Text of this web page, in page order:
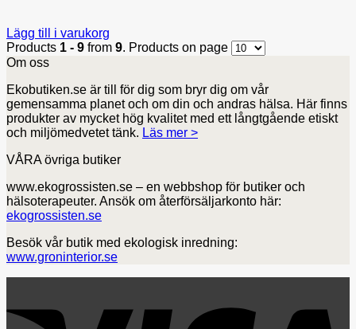
Lägg till i varukorg
Products 1 - 9 from 9. Products on page
Om oss
Ekobutiken.se är till för dig som bryr dig om vår
gemensamma planet och om din och andras hälsa. Här finns
produkter av mycket hög kvalitet med ett långtgående etiskt
och miljömedvetet tänk. Läs mer >
VÅRA övriga butiker
www.ekogrossisten.se – en webbshop för butiker och
hälsoterapeuter. Ansök om återförsäljarkonto här:
ekogrossisten.se
Besök vår butik med ekologisk inredning:
www.groninterior.se